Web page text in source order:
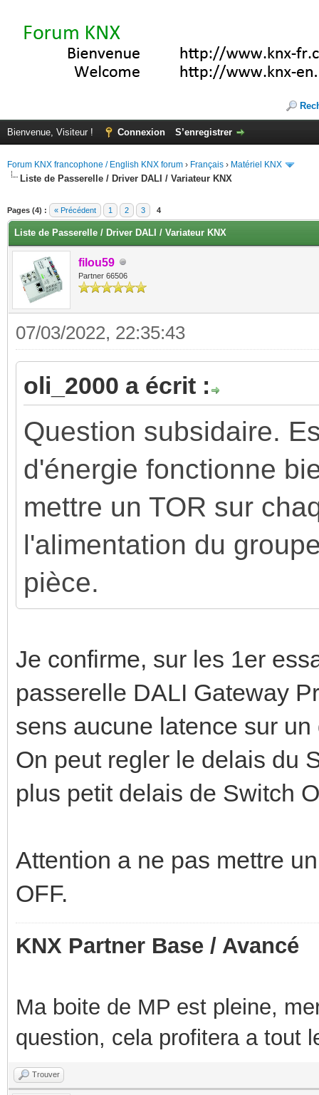
Bienvenue, Visiteur ! Connexion S’enregistrer
Forum KNX francophone / English KNX forum › Français › Matériel KNX
Liste de Passerelle / Driver DALI / Variateur KNX
Pages (4) : « Précédent 1 2 3 4
Liste de Passerelle / Driver DALI / Variateur KNX
filou59
Partner 66506
07/03/2022, 22:35:43
oli_2000 a écrit :
Question subsidaire.
d'énergie fonctionne
mettre un TOR sur
l'alimentation du
pièce.
Je confirme, sur les 1er
passerelle DALI Gateway
sens aucune latence sur
On peut regler le delais du
plus petit delais de Switch
Attention a ne pas mettre
OFF.
KNX Partner Base / Avancé
Ma boite de MP est pleine,
question, cela profitera a tout
Trouver